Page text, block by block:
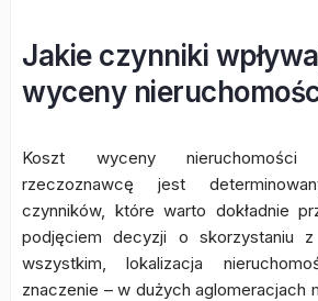
Jakie czynniki
wyceny
Koszt wyceny nieruchomości
rzeczoznawcę jest
czynników, które warto dokładnie
podjęciem decyzji o skorzystaniu
wszystkim, lokalizacja
znaczenie – w dużych aglomeracjach